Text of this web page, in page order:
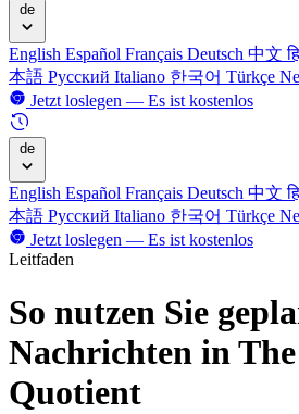
de
English Español Français Deutsch 中文
本語 Русский Italiano 한국어 Türkçe
Jetzt loslegen — Es ist kostenlos
de
English Español Français Deutsch 中文
本語 Русский Italiano 한국어 Türkçe
Jetzt loslegen — Es ist kostenlos
Leitfaden
So nutzen Sie
Nachrichten in
Quotient